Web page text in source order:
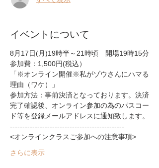
イベントについて
8月17日(月)19時半～21時頃　開場19時15分
参加費：1,500円(税込）
「※オンライン開催※私がゾウさんにハマる
理由（ワケ）」
参加方法：事前決済となっております。決済
完了確認後、オンライン参加の為のパスコー
ド等を登録メールアドレスに通知致します。
----------------------------------------------
<オンラインクラスご参加への注意事項>
さらに表示